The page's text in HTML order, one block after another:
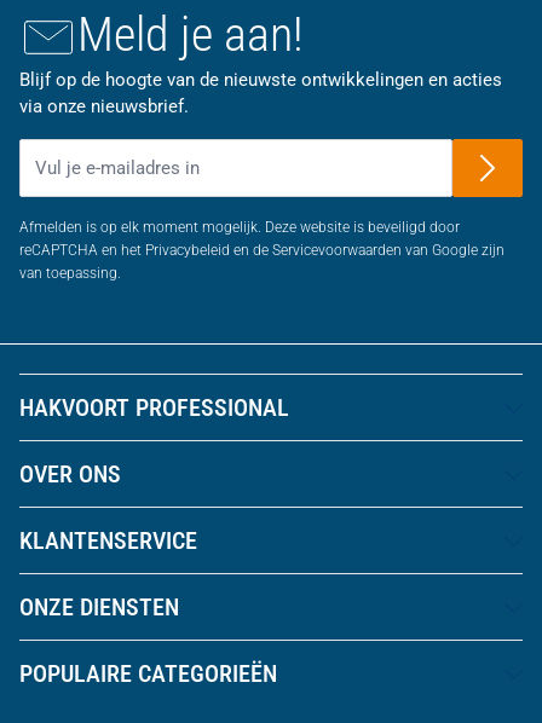
Meld je aan!
Blijf op de hoogte van de nieuwste ontwikkelingen en acties
via onze nieuwsbrief.
Afmelden is op elk moment mogelijk. Deze website is beveiligd door
reCAPTCHA en het Privacybeleid en de Servicevoorwaarden van Google zijn
van toepassing.
HAKVOORT PROFESSIONAL
OVER ONS
KLANTENSERVICE
ONZE DIENSTEN
POPULAIRE CATEGORIEËN